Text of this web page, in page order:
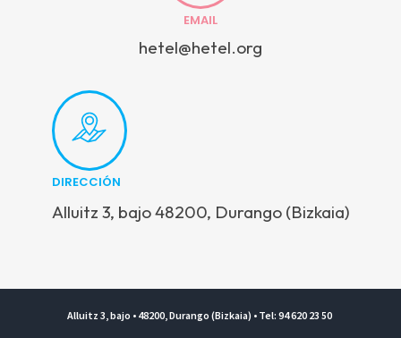
EMAIL
hetel@hetel.org
DIRECCIÓN
Alluitz 3, bajo 48200, Durango (Bizkaia)
Alluitz 3, bajo • 48200, Durango (Bizkaia) • Tel: 94 620 23 50